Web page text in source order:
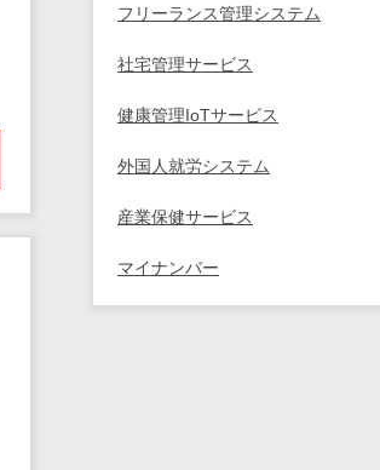
フリーランス管理システム
社宅管理サービス
健康管理IoTサービス
外国人就労システム
産業保健サービス
マイナンバー